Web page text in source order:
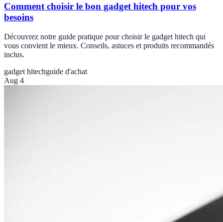
Comment choisir le bon gadget hitech pour vos
besoins
Découvrez notre guide pratique pour choisir le gadget hitech qui
vous convient le mieux. Conseils, astuces et produits recommandés
inclus.
gadget hitechguide d'achat
Aug 4